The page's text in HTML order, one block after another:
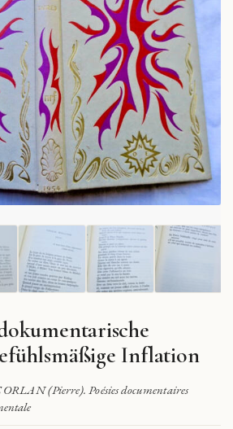
Inflation
(Pierre). Poésies documentaires